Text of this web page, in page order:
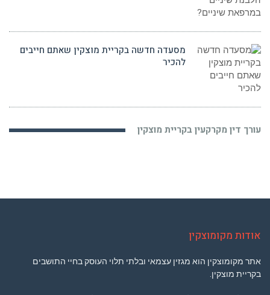
מסעדה חדשה בקריית מוצקין שאתם חייבים
להכיר
עורך דין מקרקעין בקריית מוצקין
אודות מקומוצקין
אתר מקומוצקין הוא מגזין עצמאי ובלתי תלוי העוסק בחיי התושבים
בקריית מוצקין.